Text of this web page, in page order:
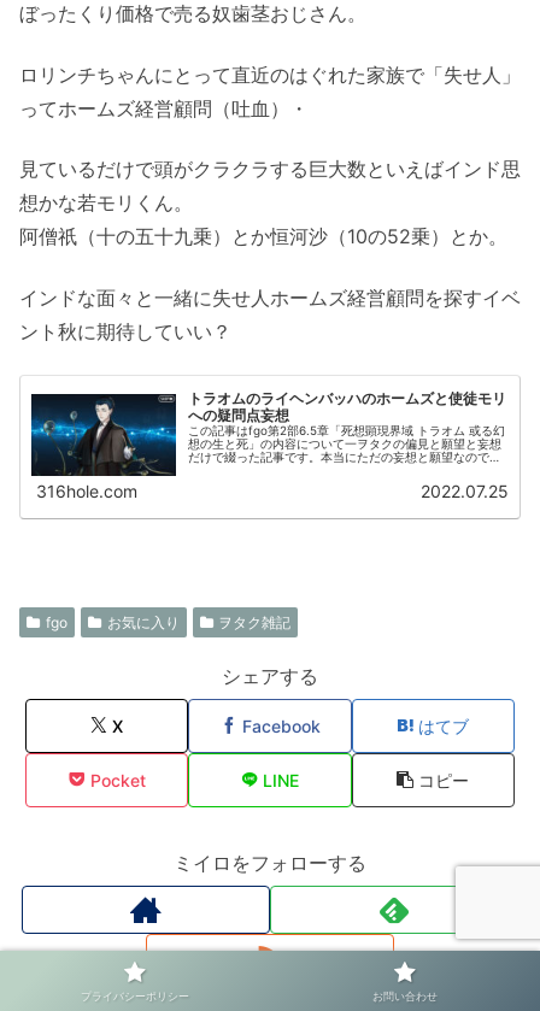
ぼったくり価格で売る奴歯茎おじさん。
ロリンチちゃんにとって直近のはぐれた家族で「失せ人」
ってホームズ経営顧問（吐血）・
見ているだけで頭がクラクラする巨大数といえばインド思
想かな若モリくん。
阿僧祇（十の五十九乗）とか恒河沙（10の52乗）とか。
インドな面々と一緒に失せ人ホームズ経営顧問を探すイベ
ント秋に期待していい？
トラオムのライヘンバッハのホームズと使徒モリ
への疑問点妄想
この記事はfgo第2部6.5章「死想顕現界域 トラオム 或る幻
想の生と死」の内容について一ヲタクの偏見と願望と妄想
だけで綴った記事です。本当にただの妄想と願望なので暇
316hole.com 2022.07.25
fgo お気に入り ヲタク雑記
シェアする
X Facebook はてブ
Pocket LINE コピー
ミイロをフォローする
プライバシーポリシー お問い合わせ